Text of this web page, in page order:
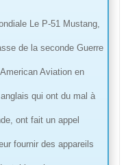
Le P-51 Mustang,
de la seconde Guerre
Aviation en
qui ont du mal à
ont fait un appel
fournir des appareils